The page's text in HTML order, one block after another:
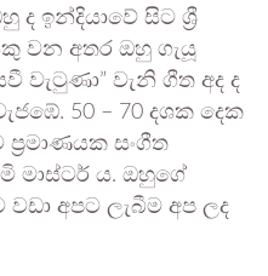
ඉන්දියාවේ සිට ශ්‍රී
වන අතර ඔහු ගැයූ
වැටුණා” වැනි ගීත අද ද
50 – 70 දශක දෙක
ප්‍රමාණයක සංගීත
මාස්ටර් ය. ඔහුගේ
අපට ලැබීම අප ලද